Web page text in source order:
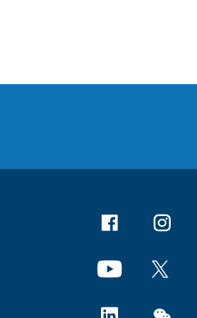
Facebook
YouTube X
Linkedin 微信